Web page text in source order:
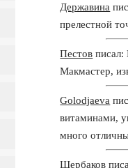
Державина
прелестной
Пестов писал:
Макмастер,
Golodjaeva
витаминами,
много
Щербаков